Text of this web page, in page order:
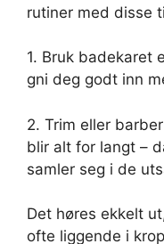
rutiner med disse
1. Bruk badekaret
gni deg godt inn
2. Trim eller
blir alt for langt –
samler seg i de
Det høres ekkelt
ofte liggende i